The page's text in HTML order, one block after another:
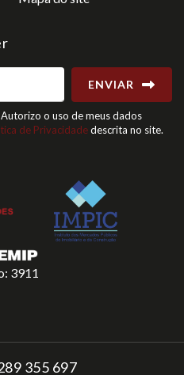
ENVIAR
o uso de meus dados
de Privacidadedescrita no site.
3911
355 697